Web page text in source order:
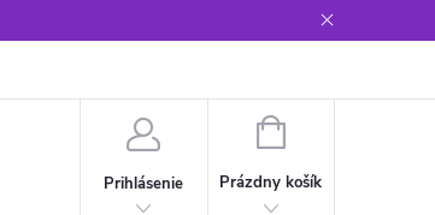
Prihlásenie
NÁKUPNÝ
Prázdny košík